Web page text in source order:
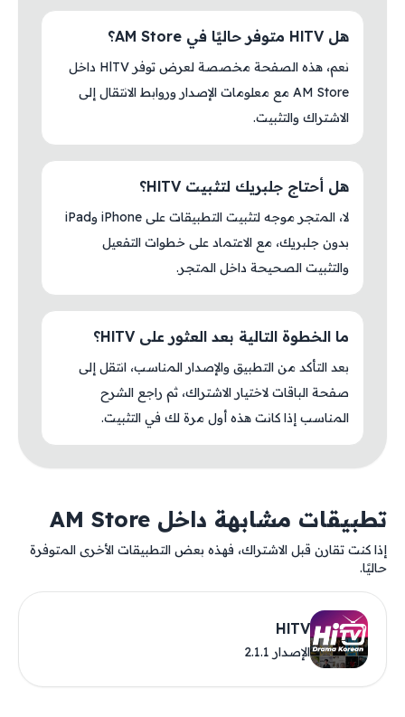
هل HlTV متوفر حاليًا في AM Store؟
نعم، هذه الصفحة مخصصة لعرض توفر HlTV داخل
AM Store مع معلومات الإصدار وروابط الانتقال إلى
الاشتراك والتثبيت.
هل أحتاج جلبريك لتثبيت HlTV؟
لا، المتجر موجه لتثبيت التطبيقات على iPhone وiPad
بدون جلبريك، مع الاعتماد على خطوات التفعيل
والتثبيت الصحيحة داخل المتجر.
ما الخطوة التالية بعد العثور على HlTV؟
بعد التأكد من التطبيق والإصدار المناسب، انتقل إلى
صفحة الباقات لاختيار الاشتراك، ثم راجع الشرح
المناسب إذا كانت هذه أول مرة لك في التثبيت.
تطبيقات مشابهة داخل AM Store
إذا كنت تقارن قبل الاشتراك، فهذه بعض التطبيقات الأخرى المتوفرة
حاليًا.
HlTV
الإصدار 2.1.1